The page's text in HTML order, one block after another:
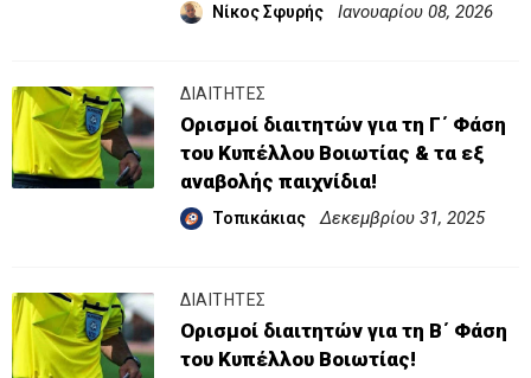
Νίκος Σφυρής Ιανουαρίου 08, 2026
ΔΙΑΙΤΗΤΕΣ
Ορισμοί διαιτητών για τη Γ΄ Φάση
του Κυπέλλου Βοιωτίας & τα εξ
αναβολής παιχνίδια!
Τοπικάκιας Δεκεμβρίου 31, 2025
ΔΙΑΙΤΗΤΕΣ
Ορισμοί διαιτητών για τη Β΄ Φάση
του Κυπέλλου Βοιωτίας!